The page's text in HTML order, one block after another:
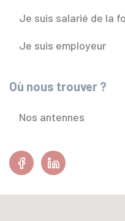
Je suis salarié de la
Je suis employeur
Où nous trouver ?
Nos antennes
FacebookLinkedin